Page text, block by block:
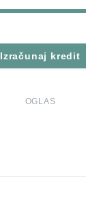
Izračunaj kredit
OGLAS